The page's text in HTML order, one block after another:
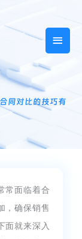
菜
单
同对比的技巧有
常面临着合
，确保销售
面就来深入